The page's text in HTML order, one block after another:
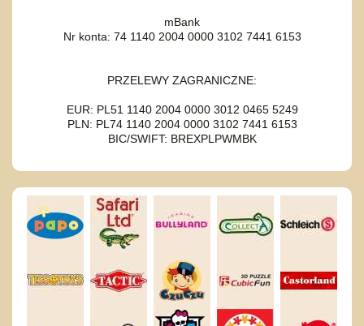
mBank
Nr konta: 74 1140 2004 0000 3102 7441 6153
PRZELEWY ZAGRANICZNE:
EUR: PL51 1140 2004 0000 3012 0465 5249
PLN: PL74 1140 2004 0000 3102 7441 6153
BIC/SWIFT: BREXPLPWMBK